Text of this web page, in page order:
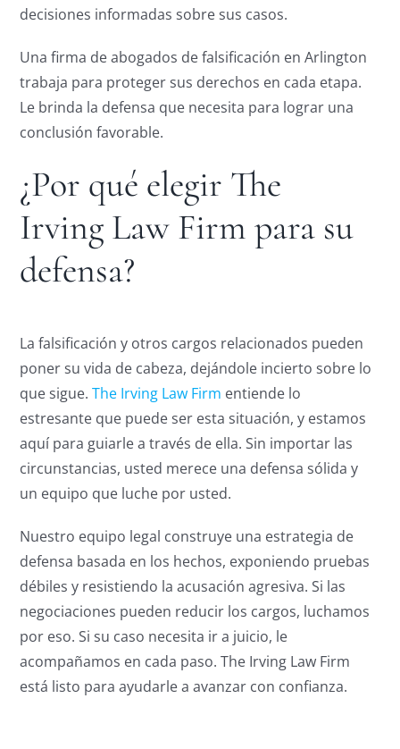
decisiones informadas sobre sus casos.
Una firma de abogados de falsificación en Arlington
trabaja para proteger sus derechos en cada etapa.
Le brinda la defensa que necesita para lograr una
conclusión favorable.
¿Por qué elegir The
Irving Law Firm para su
defensa?
La falsificación y otros cargos relacionados pueden
poner su vida de cabeza, dejándole incierto sobre lo
que sigue.The Irving Law Firm entiende lo
estresante que puede ser esta situación, y estamos
aquí para guiarle a través de ella. Sin importar las
circunstancias, usted merece una defensa sólida y
un equipo que luche por usted.
Nuestro equipo legal construye una estrategia de
defensa basada en los hechos, exponiendo pruebas
débiles y resistiendo la acusación agresiva. Si las
negociaciones pueden reducir los cargos, luchamos
por eso. Si su caso necesita ir a juicio, le
acompañamos en cada paso. The Irving Law Firm
está listo para ayudarle a avanzar con confianza.